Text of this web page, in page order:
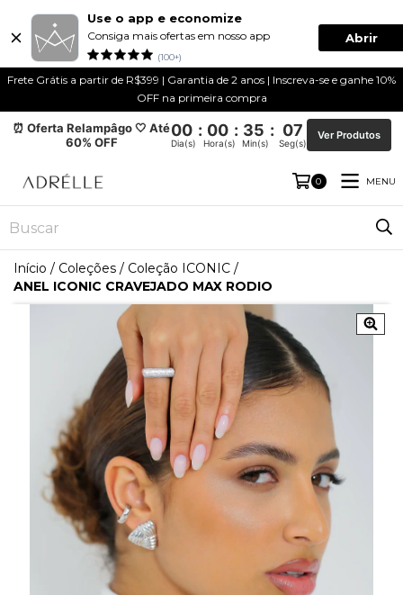
Use o app e economize
Consiga mais ofertas em nosso app
(100+)
Abrir
Frete Grátis a partir de R$399 | Garantia de 2 anos | Inscreva-se e ganhe 10%
OFF na primeira compra
⏰ Oferta Relampâgo 🤍 Até
60% OFF
00 : 00 : 35 : 06
Dia(s) Hora(s) Min(s) Seg(s)
Ver Produtos
0 MENU
Início / Coleções / Coleção ICONIC /
ANEL ICONIC CRAVEJADO MAX RODIO